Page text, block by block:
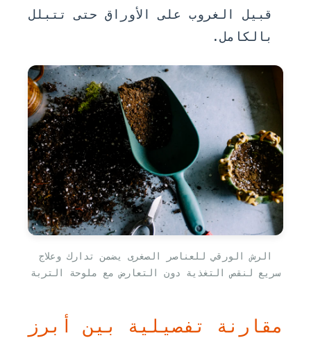
قبيل الغروب على الأوراق حتى تتبلل
بالكامل.
الرش الورقي للعناصر الصغرى يضمن تدارك وعلاج
سريع لنقص التغذية دون التعارض مع ملوحة التربة
مقارنة تفصيلية بين أبرز